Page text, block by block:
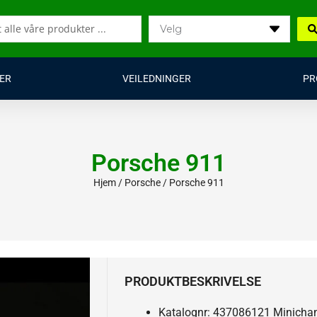
VEILEDNINGER
Porsche 911
Hjem/ Porsche/ Porsche 911
PRODUKTBESKRIVELSE
Katalognr: 437086121